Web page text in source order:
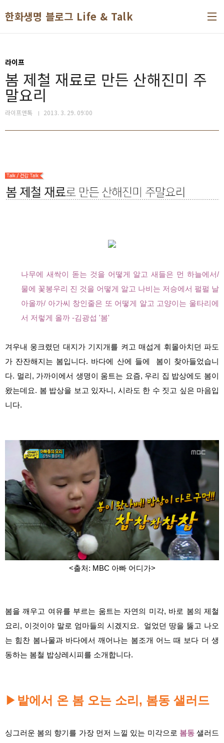
한화생명 블로그 Life & Talk
라이프
봄 제철 재료로 만든 산해진미 주
말요리
라이프앤톡 2013. 3. 29. 09:00
나무에 새싹이 돋는 것을 어떻게 알고 새들은 먼 하늘에서/
물에 꽃봉우리 진 것을 어떻게 알고 나비는 저승에서 펄펄 날
아올까/ 아가씨 창인줄은 또 어떻게 알고 고양이는 울타리에
서 저렇게 올까 -김광섭 '봄'
겨우내 웅크렸던 대지가 기지개를 켜고 매섭게 휘몰아치던 파도
가 잔잔해지는 봄입니다. 바다에 산에 들에 봄이 찾아들었습니
다. 멀리, 가까이에서 생명이 움트는 요즘, 우리 집 밥상에도 봄이
왔는데요. 봄 밥상을 보고 있자니, 시라도 한 수 짓고 싶은 마음입
니다.
<출처: MBC 아빠 어디가>
봄을 깨우고 여유를 부르는 움트는 자연의 미각, 바로 봄의 제철
요리, 이것이야 말로 엄마들의 시겠지요.
얼었던 땅을 뚫고 나오
는 힘찬 봄나물과 바다에서 깨어나는 봄조개 어느 때 보다 더 생
동하는 봄철 밥상레시피를 소개합니다.
▶ 밭에서 온 봄 오는 소리, 봄동 샐러드
싱그러운 봄의 향기를 가장 먼저 느낄 있는 미각으로 봄동샐러드